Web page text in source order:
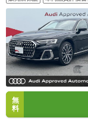
OP21AW ダイナミ
リクス エアクオ
無
料